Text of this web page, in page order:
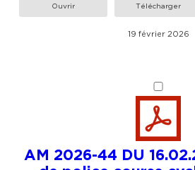
Ouvrir Télécharger
19 février 2026
AM 2026-44 DU